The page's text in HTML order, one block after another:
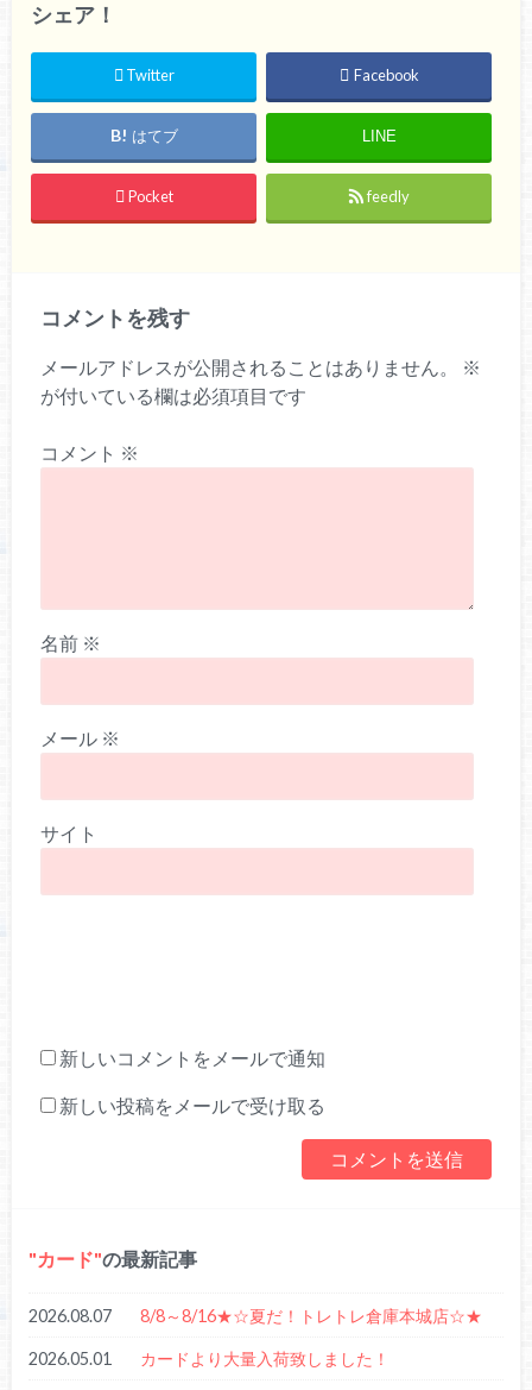
シェア！
Twitter Facebook
はてブ LINE
Pocket feedly
コメントを残す
メールアドレスが公開されることはありません。
※
が付いている欄は必須項目です
コメント ※
名前 ※
メール ※
サイト
新しいコメントをメールで通知
新しい投稿をメールで受け取る
カード の最新記事
2026.08.07 8/8～8/16★☆夏だ！トレトレ倉庫本城店☆★
2026.05.01 カードより大量入荷致しました！